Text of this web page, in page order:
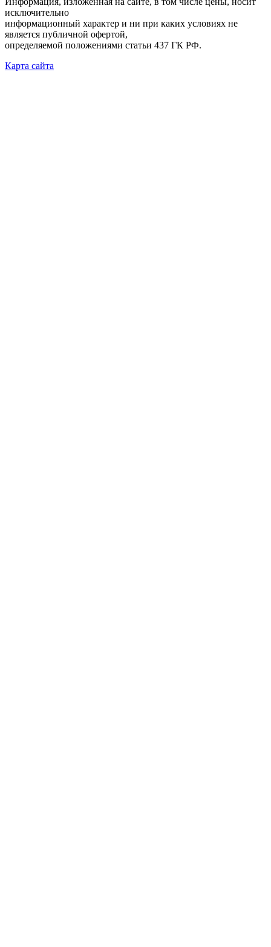
исключительно
информационный характер и ни при каких условиях не
является публичной офертой,
определяемой положениями статьи 437 ГК РФ.
Карта сайта